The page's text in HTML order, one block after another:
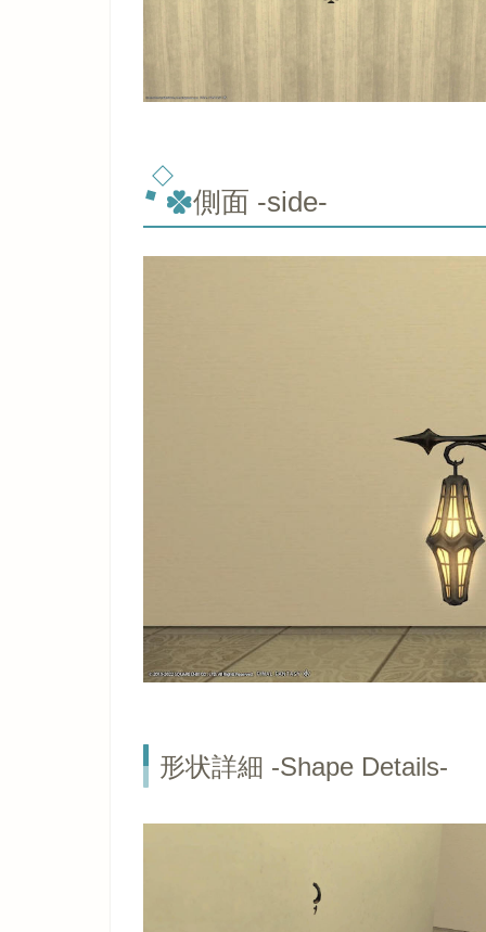
側面 -side-
形状詳細 -Shape Details-